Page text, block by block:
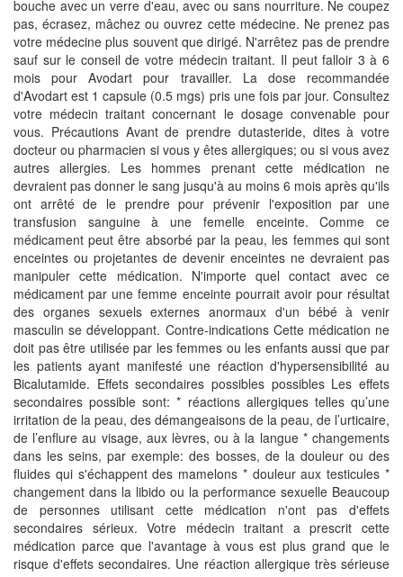
bouche avec un verre d'eau, avec ou sans nourriture. Ne coupez
pas, écrasez, mâchez ou ouvrez cette médecine. Ne prenez pas
votre médecine plus souvent que dirigé. N'arrêtez pas de prendre
sauf sur le conseil de votre médecin traitant. Il peut falloir 3 à 6
mois pour Avodart pour travailler. La dose recommandée
d'Avodart est 1 capsule (0.5 mgs) pris une fois par jour. Consultez
votre médecin traitant concernant le dosage convenable pour
vous. Précautions Avant de prendre dutasteride, dites à votre
docteur ou pharmacien si vous y êtes allergiques; ou si vous avez
autres allergies. Les hommes prenant cette médication ne
devraient pas donner le sang jusqu'à au moins 6 mois après qu'ils
ont arrêté de le prendre pour prévenir l'exposition par une
transfusion sanguine à une femelle enceinte. Comme ce
médicament peut être absorbé par la peau, les femmes qui sont
enceintes ou projetantes de devenir enceintes ne devraient pas
manipuler cette médication. N'importe quel contact avec ce
médicament par une femme enceinte pourrait avoir pour résultat
des organes sexuels externes anormaux d'un bébé à venir
masculin se développant. Contre-indications Cette médication ne
doit pas être utilisée par les femmes ou les enfants aussi que par
les patients ayant manifesté une réaction d'hypersensibilité au
Bicalutamide. Effets secondaires possibles possibles Les effets
secondaires possible sont: * réactions allergiques telles qu’une
irritation de la peau, des démangeaisons de la peau, de l’urticaire,
de l’enflure au visage, aux lèvres, ou à la langue * changements
dans les seins, par exemple: des bosses, de la douleur ou des
fluides qui s'échappent des mamelons * douleur aux testicules *
changement dans la libido ou la performance sexuelle Beaucoup
de personnes utilisant cette médication n'ont pas d'effets
secondaires sérieux. Votre médecin traitant a prescrit cette
médication parce que l'avantage à vous est plus grand que le
risque d'effets secondaires. Une réaction allergique très sérieuse